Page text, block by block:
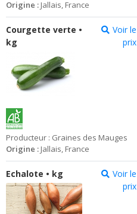
Origine : Jallais, France
Courgette verte •
kg
Voir le
prix
Producteur : Graines des Mauges
Origine : Jallais, France
Echalote • kg
Voir le
prix